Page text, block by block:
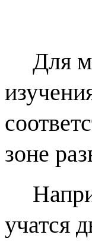
Для
зоне
учатся